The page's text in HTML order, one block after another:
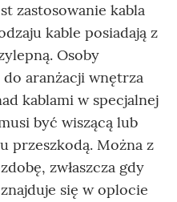
zastosowanie kabla
kable posiadają z
Osoby
aranżacji wnętrza
kablami w specjalnej
być wiszącą lub
przeszkodą. Można z
zwłaszcza gdy
się w oplocie